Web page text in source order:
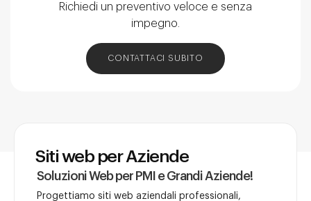
Richiedi un preventivo veloce e senza
impegno.
CONTATTACI SUBITO
Siti web per Aziende
Soluzioni Web per PMI e Grandi Aziende!
Progettiamo siti web aziendali professionali,